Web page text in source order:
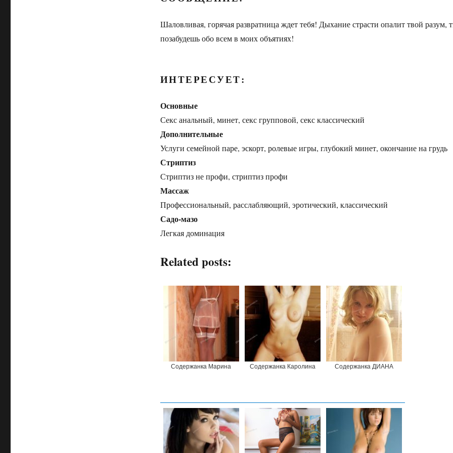
Шаловливая, горячая развратница ждет тебя! Дыхание страсти опалит твой разум,
позабудешь обо всем в моих объятиях!
ИНТЕРЕСУЕТ:
Основные
Секс анальный, минет, секс групповой, секс классический
Дополнительные
Услуги семейной паре, эскорт, ролевые игры, глубокий минет, окончание на грудь
Стриптиз
Стриптиз не профи, стриптиз профи
Массаж
Профессиональный, расслабляющий, эротический, классический
Садо-мазо
Легкая доминация
Related posts:
Содержанка Марина Содержанка Каролина Содержанка ДИАНА